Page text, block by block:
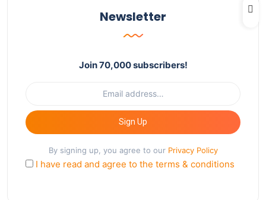
Newsletter
Join 70,000 subscribers!
Sign Up
By signing up, you agree to our Privacy Policy
I have read and agree to the terms & conditions